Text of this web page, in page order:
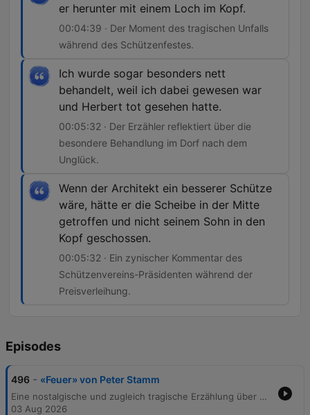
er herunter mit einem Loch im Kopf.
00:04:39 · Der Moment des tragischen Unfalls
während des Schützenfestes.
Ich wurde sogar besonders nett
behandelt, weil ich dabei gewesen war
und Herbert tot gesehen hatte.
00:05:32 · Der Erzähler reflektiert über die
besondere Behandlung im Dorf nach dem
Unglück.
Wenn der Architekt ein besserer Schütze
wäre, hätte er die Scheibe in der Mitte
getroffen und nicht seinem Sohn in den
Kopf geschossen.
00:05:32 · Ein zynischer Kommentar des
Schützenvereins-Präsidenten während der
Preisverleihung.
Episodes
496 - «Feuer» von Peter Stamm
Eine nostalgische und zugleich tragische Erzählung über die Kindheit zweier Freunde, Sven und des Erzählers, die ihre Zeit in einer Höhle am Kuhfall verbrachten. Die Geschichte beschreibt das unbeschwerte Leben im Wald, das Sammeln von Naturmaterialien und die Begegnungen mit Herbert und dessen Vater, einem Architekten aus der Stadt. Die Idylle endet abrupt während eines Schützenfestes durch einen tödlichen Unfall: Herbert stirbt, als sein Vater beim Schießen versehentlich ein Loch in seinen Kopf schießt. Die Erzählung reflektiert die darauffolgende Reaktion des Dorfes und die bleibenden Eindrücke dieses traumatischen Ereignisses.
03 Aug 2026